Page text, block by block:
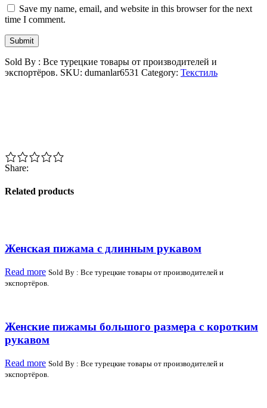
Save my name, email, and website in this browser for the next
time I comment.
Sold By : Все турецкие товары от производителей и
экспортёров. SKU: dumanlar6531 Category: Текстиль
Share:
Related products
Женская пижама с длинным рукавом
Read more Sold By : Все турецкие товары от производителей и
экспортёров.
Женские пижамы большого размера с коротким
рукавом
Read more Sold By : Все турецкие товары от производителей и
экспортёров.